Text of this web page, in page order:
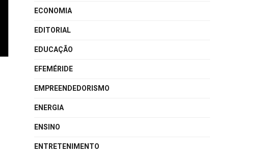
ECONOMIA
EDITORIAL
EDUCAÇÃO
EFEMÉRIDE
EMPREENDEDORISMO
ENERGIA
ENSINO
ENTRETENIMENTO